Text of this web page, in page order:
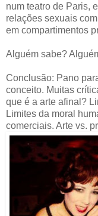
num teatro de Paris,
relações sexuais
em compartimentos
Alguém sabe?
Conclusão: Pano
conceito. Muitas
que é a arte afinal?
Limites da moral
comerciais. Arte vs.